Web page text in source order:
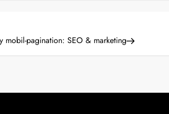
mobil-pagination: SEO & marketing